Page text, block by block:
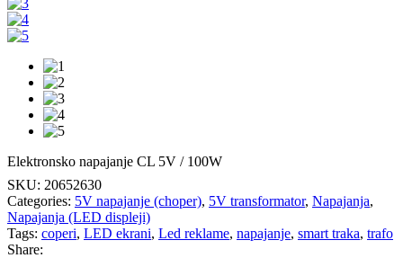
Elektronsko napajanje CL 5V / 100W
SKU: 20652630
Categories: 5V napajanje (choper), 5V transformator, Napajanja,
Napajanja (LED displeji)
Tags: coperi, LED ekrani, Led reklame, napajanje, smart traka, trafo
Share: